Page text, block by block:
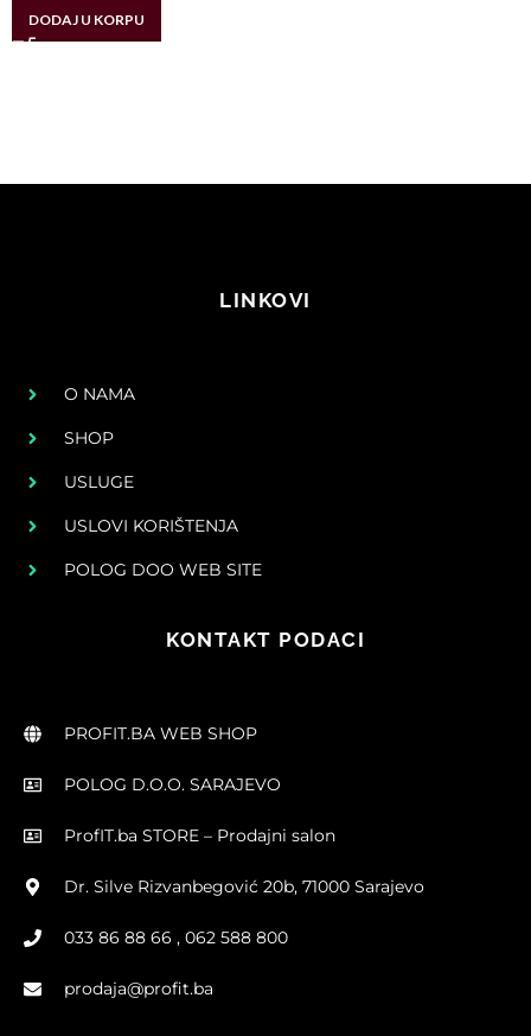
DODAJ U KORPU
LINKOVI
O NAMA
SHOP
USLUGE
USLOVI KORIŠTENJA
POLOG DOO WEB SITE
KONTAKT PODACI
PROFIT.BA WEB SHOP
POLOG D.O.O. SARAJEVO
ProfIT.ba STORE – Prodajni salon
Dr. Silve Rizvanbegović 20b, 71000 Sarajevo
033 86 88 66 , 062 588 800
prodaja@profit.ba